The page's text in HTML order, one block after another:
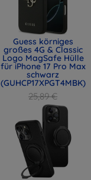
Guess körniges
großes 4G & Classic
Logo MagSafe Hülle
für iPhone 17 Pro Max
schwarz
(GUHCP17XPGT4MBK)
25,89 €
19,42 €